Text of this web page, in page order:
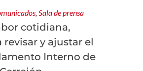
, Sala de prensa
cotidiana,
revisar y ajustar el
Interno de